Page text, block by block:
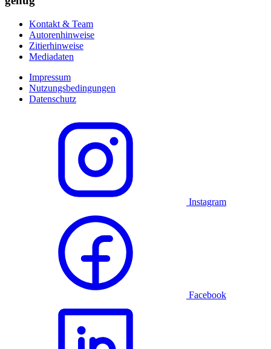
Kontakt & Team
Autorenhinweise
Zitierhinweise
Mediadaten
Impressum
Nutzungsbedingungen
Datenschutz
Instagram
Facebook